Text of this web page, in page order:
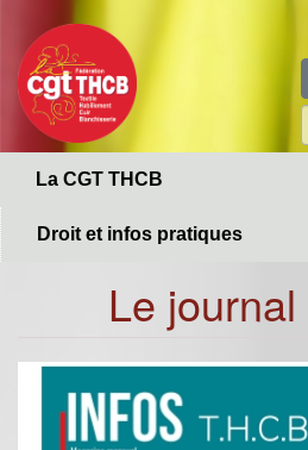
contenu
principal
La CGT THCB
Droit et infos pratiques
Le